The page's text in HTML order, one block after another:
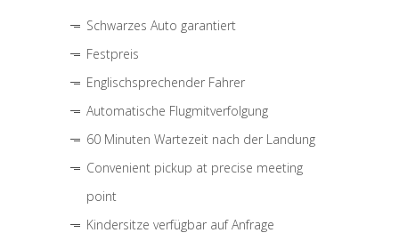
Schwarzes Auto garantiert
Festpreis
Englischsprechender Fahrer
Automatische Flugmitverfolgung
60 Minuten Wartezeit nach der Landung
Convenient pickup at precise meeting
point
Kindersitze verfügbar auf Anfrage